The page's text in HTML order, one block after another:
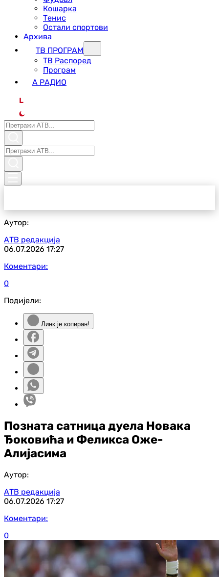
Кошарка
Тенис
Остали спортови
Архива
ТВ ПРОГРАМ
ТВ Распоред
Програм
А РАДИО
L
Аутор:
АТВ редакција
06.07.2026 17:27
Коментари:
0
Подијели:
Линк је копиран!
Позната сатница дуела Новака
Ђоковића и Феликса Оже-
Алијасима
Аутор:
АТВ редакција
06.07.2026 17:27
Коментари:
0